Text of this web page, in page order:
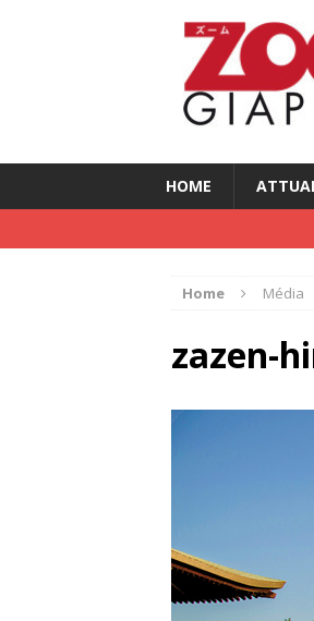
HOME
Home Média
zazen-